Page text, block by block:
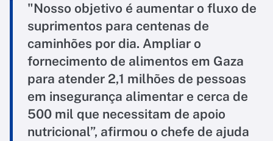
"Nosso objetivo é aumentar o fluxo de
suprimentos para centenas de
caminhões por dia. Ampliar o
fornecimento de alimentos em Gaza
para atender 2,1 milhões de pessoas
em insegurança alimentar e cerca de
500 mil que necessitam de apoio
nutricional”, afirmou o chefe de ajuda